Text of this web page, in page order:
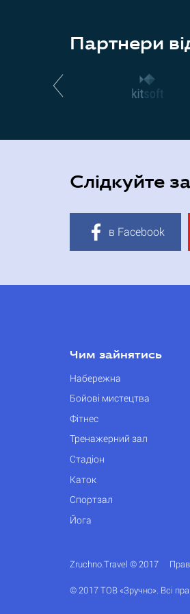
Партнери
Слідкуйте
в Facebook
Чим зайнятись
Набережна
Бойові мистецтва
Фітнес
Тренажерний зал
Стадіон
Каток
Спортзал
Йога
Zruchno.Travel © 2017
© 2017 ТОВ «Зручно». Всі